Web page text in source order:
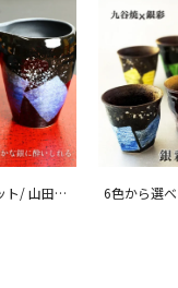
ト/ 山田
6色から選